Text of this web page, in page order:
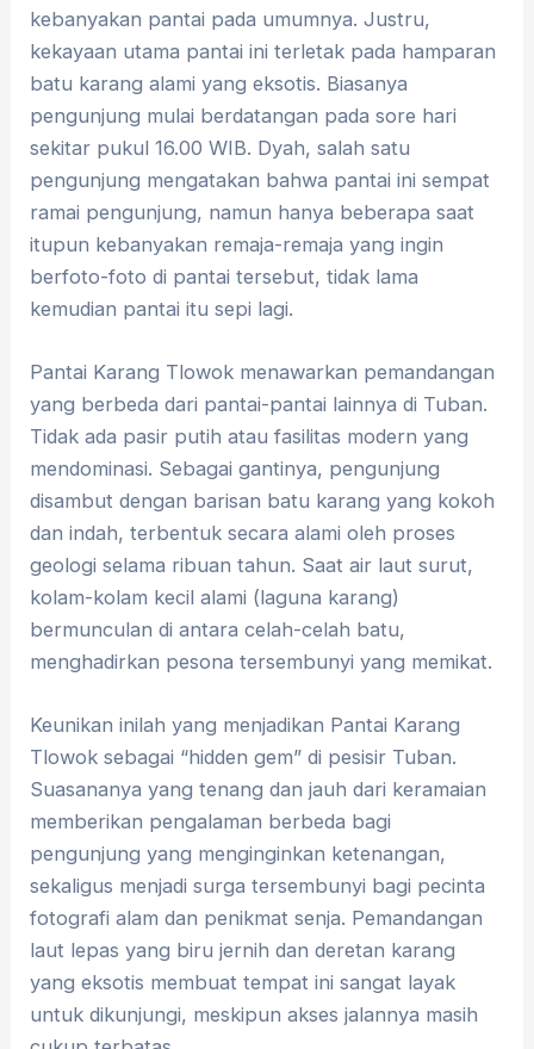
kebanyakan pantai pada umumnya. Justru,
kekayaan utama pantai ini terletak pada hamparan
batu karang alami yang eksotis. Biasanya
pengunjung mulai berdatangan pada sore hari
sekitar pukul 16.00 WIB. Dyah, salah satu
pengunjung mengatakan bahwa pantai ini sempat
ramai pengunjung, namun hanya beberapa saat
itupun kebanyakan remaja-remaja yang ingin
berfoto-foto di pantai tersebut, tidak lama
kemudian pantai itu sepi lagi.
Pantai Karang Tlowok menawarkan pemandangan
yang berbeda dari pantai-pantai lainnya di Tuban.
Tidak ada pasir putih atau fasilitas modern yang
mendominasi. Sebagai gantinya, pengunjung
disambut dengan barisan batu karang yang kokoh
dan indah, terbentuk secara alami oleh proses
geologi selama ribuan tahun. Saat air laut surut,
kolam-kolam kecil alami (laguna karang)
bermunculan di antara celah-celah batu,
menghadirkan pesona tersembunyi yang memikat.
Keunikan inilah yang menjadikan Pantai Karang
Tlowok sebagai “hidden gem” di pesisir Tuban.
Suasananya yang tenang dan jauh dari keramaian
memberikan pengalaman berbeda bagi
pengunjung yang menginginkan ketenangan,
sekaligus menjadi surga tersembunyi bagi pecinta
fotografi alam dan penikmat senja. Pemandangan
laut lepas yang biru jernih dan deretan karang
yang eksotis membuat tempat ini sangat layak
untuk dikunjungi, meskipun akses jalannya masih